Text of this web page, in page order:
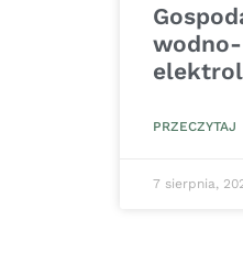
wodno-
PRZECZYTAJ
7 sierpnia,